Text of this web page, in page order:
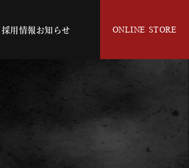
採用情報お知らせ ONLINE STORE